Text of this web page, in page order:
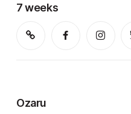
7 weeks
Ozaru